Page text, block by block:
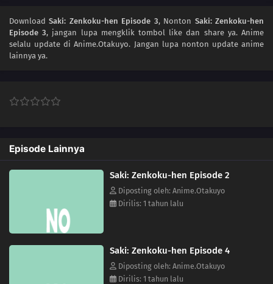
DownloadSaki: Zenkoku-hen Episode 3, Nonton Saki: Zenkoku-hen
Episode 3, jangan lupa mengklik tombol like dan share ya. Anime
selalu update di Anime.Otakuyo. Jangan lupa nonton update anime
lainnya ya.
Episode Lainnya
Saki: Zenkoku-hen Episode 2
Diposting oleh: Anime.Otakuyo
Dirilis: 1 tahun lalu
Saki: Zenkoku-hen Episode 4
Diposting oleh: Anime.Otakuyo
Dirilis: 1 tahun lalu